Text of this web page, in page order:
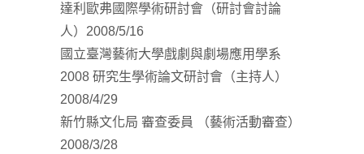
達利歐弗國際學術研討會（研討會討論
人）2008/5/16
國立臺灣藝術大學戲劇與劇場應用學系
2008 研究生學術論文研討會（主持人）
2008/4/29
新竹縣文化局 審查委員 （藝術活動審查）
2008/3/28